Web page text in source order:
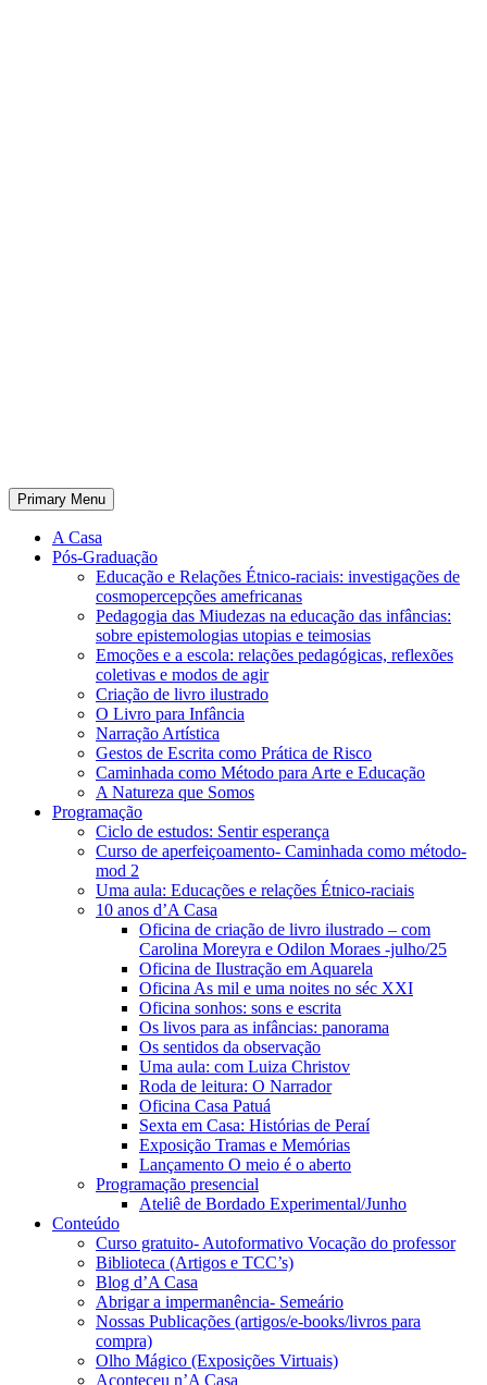
Primary Menu
A Casa
Pós-Graduação
Educação e Relações Étnico-raciais: investigações de
cosmopercepções amefricanas
Pedagogia das Miudezas na educação das infâncias:
sobre epistemologias utopias e teimosias
Emoções e a escola: relações pedagógicas, reflexões
coletivas e modos de agir
Criação de livro ilustrado
O Livro para Infância
Narração Artística
Gestos de Escrita como Prática de Risco
Caminhada como Método para Arte e Educação
A Natureza que Somos
Programação
Ciclo de estudos: Sentir esperança
Curso de aperfeiçoamento- Caminhada como método-
mod 2
Uma aula: Educações e relações Étnico-raciais
10 anos d’A Casa
Oficina de criação de livro ilustrado – com
Carolina Moreyra e Odilon Moraes -julho/25
Oficina de Ilustração em Aquarela
Oficina As mil e uma noites no séc XXI
Oficina sonhos: sons e escrita
Os livos para as infâncias: panorama
Os sentidos da observação
Uma aula: com Luiza Christov
Roda de leitura: O Narrador
Oficina Casa Patuá
Sexta em Casa: Histórias de Peraí
Exposição Tramas e Memórias
Lançamento O meio é o aberto
Programação presencial
Ateliê de Bordado Experimental/Junho
Conteúdo
Curso gratuito- Autoformativo Vocação do professor
Biblioteca (Artigos e TCC’s)
Blog d’A Casa
Abrigar a impermanência- Semeário
Nossas Publicações (artigos/e-books/livros para
compra)
Olho Mágico (Exposições Virtuais)
Aconteceu n’A Casa